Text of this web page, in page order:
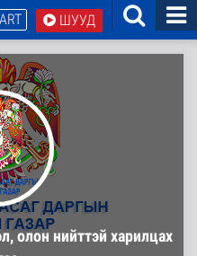
ШУУД
олон нийттэй харилцах